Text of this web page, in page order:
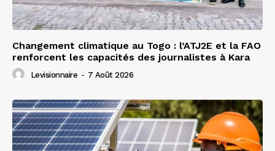
Changement climatique au Togo : l’ATJ2E et la FAO
renforcent les capacités des journalistes à Kara
Levisionnaire - 7 Août 2026